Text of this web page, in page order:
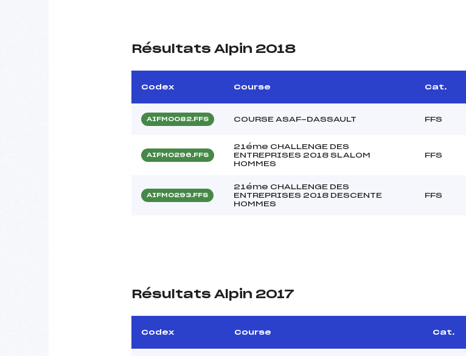
Résultats Alpin 2018
Codex Course Cat.
AIFM0082.FFS COURSE ASAF-DASSAULT FFS
AIFM0296.FFS
21éme CHALLENGE DES
ENTREPRISES 2018 SLALOM
HOMMES
FFS
AIFM0293.FFS
21éme CHALLENGE DES
ENTREPRISES 2018 DESCENTE
HOMMES
FFS
Résultats Alpin 2017
Codex Course Cat.